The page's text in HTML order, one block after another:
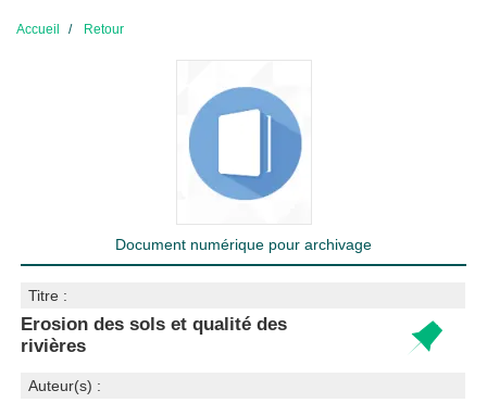
Accueil Retour
Document numérique pour archivage
Titre :
Erosion des sols et qualité des
rivières
Auteur(s) :